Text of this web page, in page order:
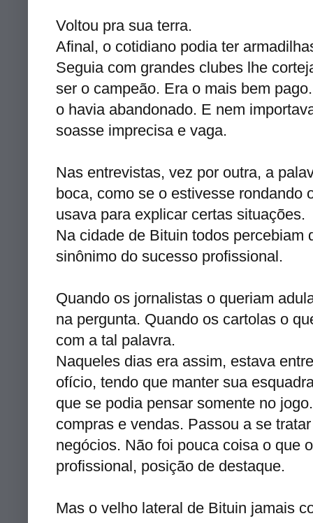
Voltou pra sua terra.
Afinal, o cotidiano podia ter
Seguia com grandes clubes lhe
ser o campeão. Era o mais bem
o havia abandonado. E nem
soasse imprecisa e vaga.
Nas entrevistas, vez por outra, a
boca, como se o estivesse rondando
usava para explicar certas situações.
Na cidade de Bituin todos percebiam
sinônimo do sucesso profissional.
Quando os jornalistas o queriam
na pergunta. Quando os cartolas o
com a tal palavra.
Naqueles dias era assim, estava
ofício, tendo que manter sua
que se podia pensar somente no
compras e vendas. Passou a se
negócios. Não foi pouca coisa o que
profissional, posição de destaque.
Mas o velho lateral de Bituin jamais